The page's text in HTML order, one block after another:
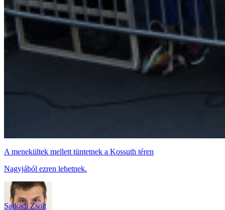
A menekültek mellett tüntetnek a Kossuth téren
Nagyjából ezren lehetnek.
Sarkadi Zsolt